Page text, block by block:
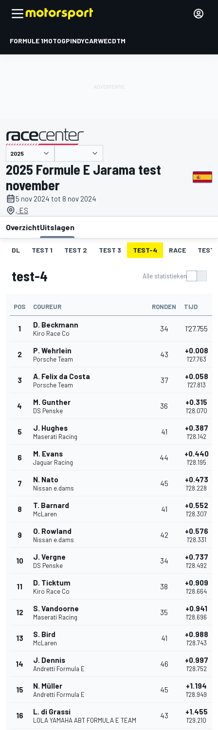
FORMULE 1MOTOGPINDYCARWECDTM
gepresenteerd door
2025 Formule E Jarama test
november
5 nov 2024 tot 8 nov 2024
, ES
OverzichtUitslagen
DL TEST 1 TEST 2 TEST 3 TEST-4 RACE
test-4 Alle statistieken
POS COUREUR RONDEN TIJD
1 D. Beckmann
Kiro Race Co
34 1'27.755
2 P. Wehrlein
Porsche Team
43 +0.008
1'27.763
3 A. Felix da Costa
Porsche Team
37 +0.058
1'27.813
4 M. Gunther
DS Penske
36 +0.315
1'28.070
5 J. Hughes
Maserati Racing
41 +0.387
1'28.142
6 M. Evans
Jaguar Racing
44 +0.440
1'28.195
7 N. Nato
Nissan e.dams
45 +0.473
1'28.228
8 T. Barnard
McLaren
41 +0.552
1'28.307
9 O. Rowland
Nissan e.dams
42 +0.576
1'28.331
10 J. Vergne
DS Penske
34 +0.737
1'28.492
11 D. Ticktum
Kiro Race Co
38 +0.909
1'28.664
12 S. Vandoorne
Maserati Racing
35 +0.941
1'28.696
13 S. Bird
McLaren
41 +0.988
1'28.743
14 J. Dennis
Andretti Formula E
46 +0.997
1'28.752
15 N. Müller
Andretti Formula E
45 +1.194
1'28.949
16 L. di Grassi
LOLA YAMAHA ABT FORMULA E TEAM
43 +1.455
1'29.210